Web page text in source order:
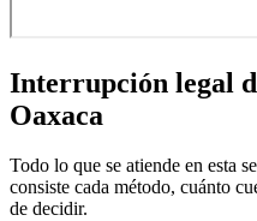
Interrupción legal
Oaxaca
Todo lo que se atiende en esta
consiste cada método, cuánto
de decidir.